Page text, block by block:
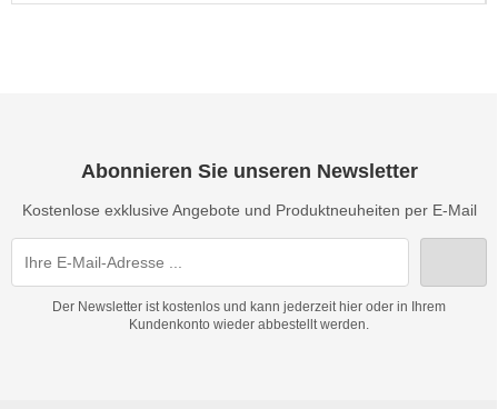
Abonnieren Sie unseren Newsletter
Kostenlose exklusive Angebote und Produktneuheiten per E-Mail
Der Newsletter ist kostenlos und kann jederzeit hier oder in Ihrem
Kundenkonto wieder abbestellt werden.